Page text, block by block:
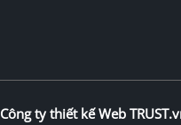
Công ty thiết kế Web